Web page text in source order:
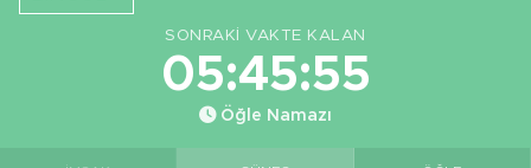
SONRAKI VAKTE KALAN
05:45:54
Öğle Namazı